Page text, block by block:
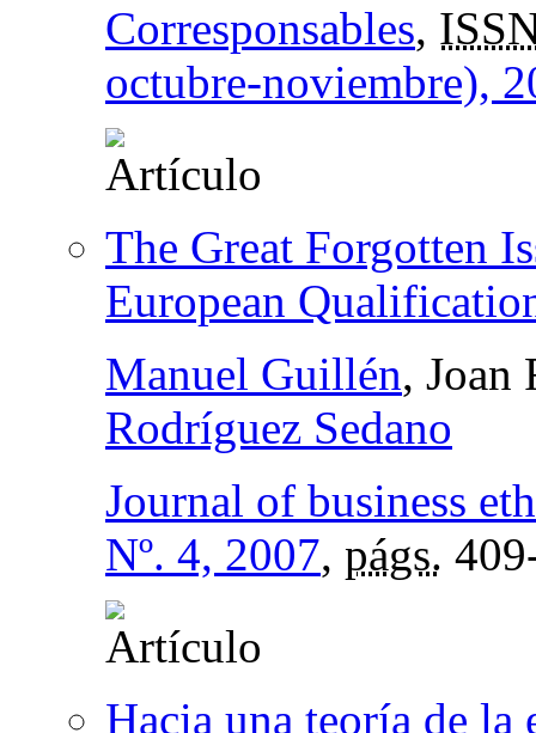
Corresponsables,
octubre-noviembre),
The Great Forgotten
European
Manuel Guillén, Joan
Rodríguez Sedano
Journal of business
Nº. 4, 2007, págs.
Hacia una teoría de la